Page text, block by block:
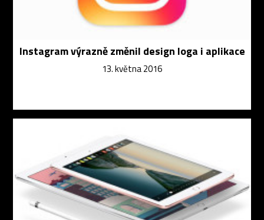
Instagram výrazně změnil design loga i aplikace
13. května 2016